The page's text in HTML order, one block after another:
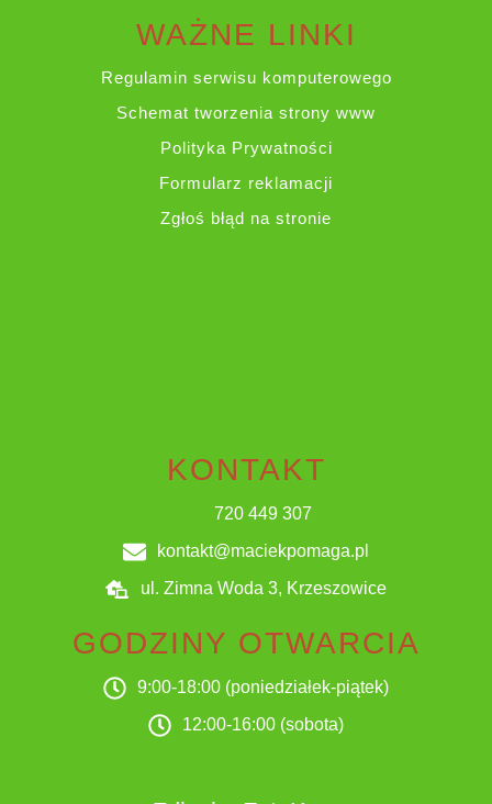
WAŻNE LINKI
Regulamin serwisu komputerowego
Schemat tworzenia strony www
Polityka Prywatności
Formularz reklamacji
Zgłoś błąd na stronie
KONTAKT
720 449 307
kontakt@maciekpomaga.pl
ul. Zimna Woda 3, Krzeszowice
GODZINY OTWARCIA
9:00-18:00 (poniedziałek-piątek)
12:00-16:00 (sobota)